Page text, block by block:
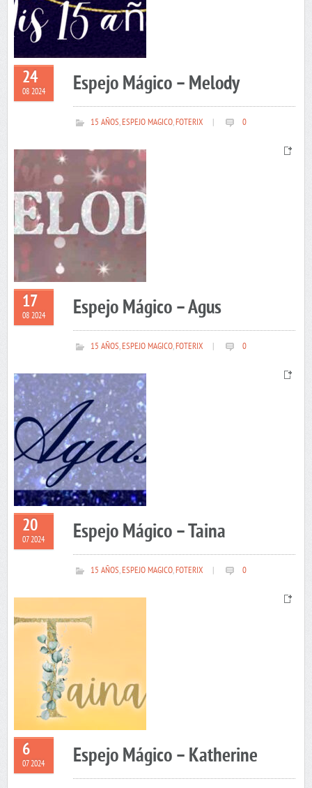
24
08 2024 Espejo Mágico – Melody
15 AÑOS,ESPEJO MAGICO,FOTERIX 0
17
08 2024 Espejo Mágico – Agus
15 AÑOS,ESPEJO MAGICO,FOTERIX 0
20
07 2024 Espejo Mágico – Taina
15 AÑOS,ESPEJO MAGICO,FOTERIX 0
6
07 2024 Espejo Mágico – Katherine